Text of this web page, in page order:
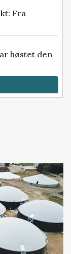
Fra
høstet den